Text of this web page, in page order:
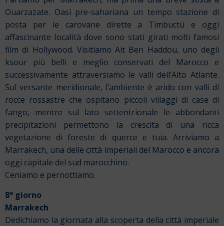
Ouarzazate. Oasi pre-sahariana un tempo stazione di
posta per le carovane dirette a Timbuctù e oggi
affascinante località dove sono stati girati molti famosi
film di Hollywood. Visitiamo Ait Ben Haddou, uno degli
ksour più belli e meglio conservati del Marocco e
successivamente attraversiamo le valli dell’Alto Atlante.
Sul versante meridionale, l’ambiente è arido con valli di
rocce rossastre che ospitano piccoli villaggi di case di
fango, mentre sul lato settentrionale le abbondanti
precipitazioni permettono la crescita di una ricca
vegetazione di foreste di querce e tuia. Arriviamo a
Marrakech, una delle città imperiali del Marocco e ancora
oggi capitale del sud marocchino.
Ceniamo e pernottiamo.
8° giorno
Marrakech
Dedichiamo la giornata alla scoperta della città imperiale